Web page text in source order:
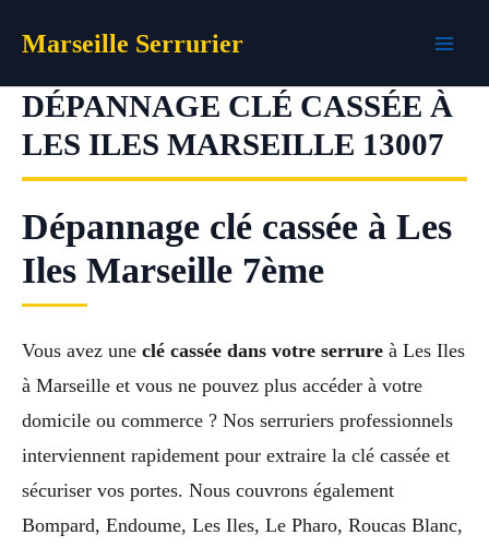
Marseille Serrurier
DÉPANNAGE CLÉ CASSÉE À
LES ILES MARSEILLE 13007
Dépannage clé cassée à Les
Iles Marseille 7ème
Vous avez une clé cassée dans votre serrure à Les Iles
à Marseille et vous ne pouvez plus accéder à votre
domicile ou commerce ? Nos serruriers professionnels
interviennent rapidement pour extraire la clé cassée et
sécuriser vos portes. Nous couvrons également
Bompard, Endoume, Les Iles, Le Pharo, Roucas Blanc,